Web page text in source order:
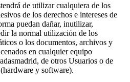
de utilizar cualquiera de los
de los derechos e intereses de
puedan dañar, inutilizar,
la normal utilización de los
o los documentos, archivos y
en cualquier equipo
de otros Usuarios o de
y software).